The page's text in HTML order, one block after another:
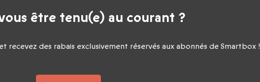
être tenu(e) au courant ?
recevez des rabais exclusivement réservés aux abonnés de Smartbox !